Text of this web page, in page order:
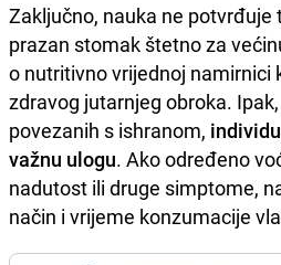
Zaključno, nauka ne potvrđuje
prazan stomak štetno za
o nutritivno vrijednoj namirnici
zdravog jutarnjeg obroka.
povezanih s ishranom,
važnu ulogu. Ako određeno
nadutost ili druge simptome,
način i vrijeme konzumacije